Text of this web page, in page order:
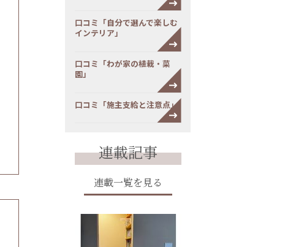
口コミ「自分で選んで楽しむ
インテリア」
口コミ「わが家の植栽・菜
園」
口コミ「施主支給と注意点」
連載記事
連載一覧を見る